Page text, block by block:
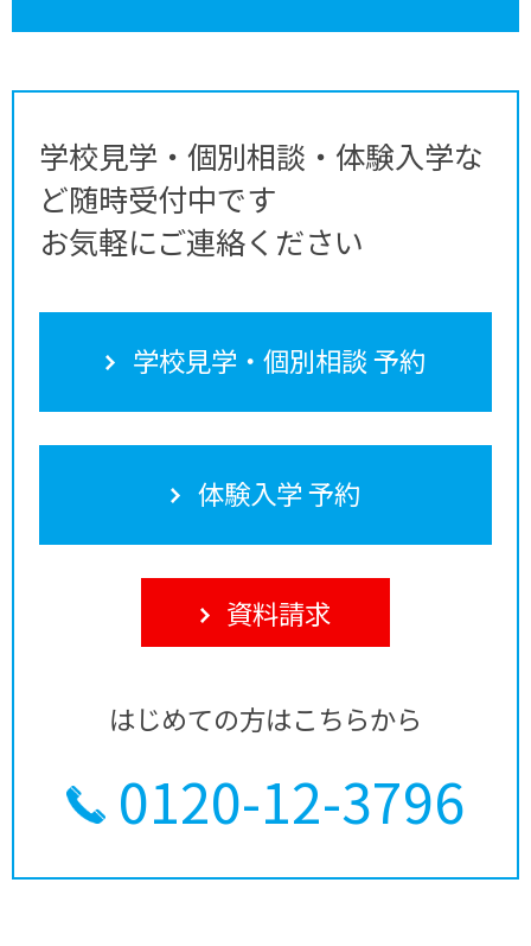
学校見学・個別相談・体験入学な
ど随時受付中です
お気軽にご連絡ください
学校見学・個別相談 予約
体験入学 予約
資料請求
はじめての方はこちらから
0120-12-3796